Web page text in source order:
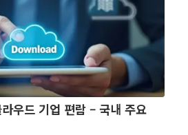
우드 기업 편람 – 국내 주요